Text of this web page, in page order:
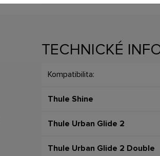
TECHNICKÉ
Kompatibilita:
Thule Shine
Thule Urban Glide 2
Thule Urban Glide 2 Double